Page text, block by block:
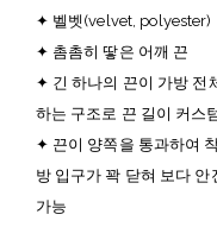
✦ 벨벳(velvet, polyester)
✦ 촘촘히 땋은 어깨 끈
✦ 긴 하나의 끈이 가방 전
하는 구조로 끈 길이 커스
✦ 끈이 양쪽을 통과하여
방 입구가 꽉 닫혀 보다 안
가능